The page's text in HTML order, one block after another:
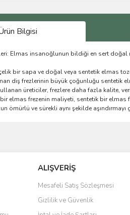
Bilgisi
Elmas insanoğlunun bildiği en sert
bir sapa ve doğal veya sentetik elmas
diş frezlerinin büyük çoğunluğu sentetik
üreticiler, frezlere daha fazla kalite,
elmas frezenin maliyeti, sentetik bir elmas
ömürlü ve sürekli aynı şekilde aşındırmayı
bozuk veya görüntülenemiyor.
eksik bilgiler bulunuyor.
hatalar bulunuyor.
sitelerden daha pahalı.
ALIŞVERİŞ
Mesafeli Satış Sözleşmesi
Gizlilik ve Güvenlik